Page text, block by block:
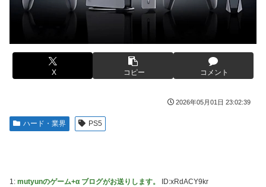
下ネタを連発するｗｗｗｗｗ
【画像】 AI「写真の背景削除？ガンプラの箱追加しといて
あげよ????」
「創刻のファイアホイール」+埋めネタ「ファイアホイール
海外「全部日本の真似だったのか…」 日本の普通のテレビ
ト「いや要らんやろ」
被災地・熊本、泥酔者の通報が止まらず県警が異例のお願い
行りだした結果がこちらw w w w w w w
メトロイドプライム4 新品が2999円に…
【画像】日焼け口リの締まったお尻っていいよね！ｗｗｗｗ
欧州「日本だけ反則だろ…」 世界の『日本びいき』にヨー
模様、避難所で苦しむ被災者に対して……
X コピー コメント
2026年05月01日 23:02:39
ハード・業界 PS5
1: mutyunのゲーム+α ブログがお送りします。 ID:xRdACY9kr